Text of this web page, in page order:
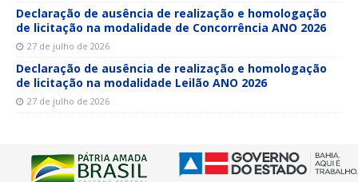
Declaração de ausência de realização e homologação
de licitação na modalidade de Concorrência ANO 2026
27 de julho de 2026
Declaração de ausência de realização e homologação
de licitação na modalidade Leilão ANO 2026
27 de julho de 2026